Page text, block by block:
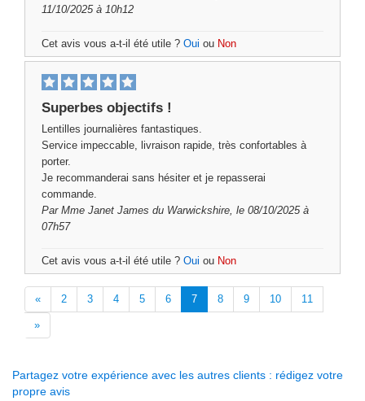
11/10/2025 à 10h12
Cet avis vous a-t-il été utile ? Oui ou Non
Superbes objectifs !
Lentilles journalières fantastiques.
Service impeccable, livraison rapide, très confortables à
porter.
Je recommanderai sans hésiter et je repasserai
commande.
Par Mme Janet James du Warwickshire, le 08/10/2025 à
07h57
Cet avis vous a-t-il été utile ? Oui ou Non
« 2 3 4 5 6 7 8 9 10 11
»
Partagez votre expérience avec les autres clients : rédigez votre
propre avis